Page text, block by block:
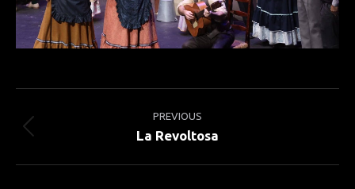
navigation
PREVIOUS
Previous
La Revoltosa